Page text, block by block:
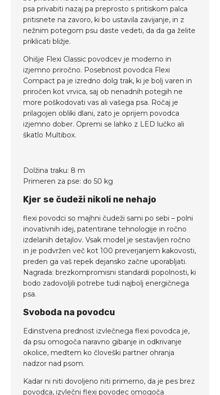
psa privabiti nazaj pa preprosto s pritiskom palca
pritisnete na zavoro, ki bo ustavila zavijanje, in z
nežnim potegom psu daste vedeti, da da ga želite
priklicati bližje.
Ohišje Flexi Classic povodcev je moderno in
izjemno priročno. Posebnost povodca Flexi
Compact pa je izredno dolg trak, ki je bolj varen in
priročen kot vrvica, saj ob nenadnih potegih ne
more poškodovati vas ali vašega psa. Ročaj je
prilagojen obliki dlani, zato je oprijem povodca
izjemno dober. Opremi se lahko z LED lučko ali
škatlo Multibox.
Dolžina traku: 8 m
Primeren za pse: do 50 kg
Kjer se čudeži nikoli ne nehajo
flexi povodci so majhni čudeži sami po sebi – polni
inovativnih idej, patentirane tehnologije in ročno
izdelanih detajlov. Vsak model je sestavljen ročno
in je podvržen več kot 100 preverjanjem kakovosti,
preden ga vaš repek dejansko začne uporabljati.
Nagrada: brezkompromisni standardi popolnosti, ki
bodo zadovoljili potrebe tudi najbolj energičnega
psa.
Svoboda na povodcu
Edinstvena prednost izvlečnega flexi povodca je,
da psu omogoča naravno gibanje in odkrivanje
okolice, medtem ko človeški partner ohranja
nadzor nad psom.
Kadar ni niti dovoljeno niti primerno, da je pes brez
povodca, izvlečni flexi povodec omogoča